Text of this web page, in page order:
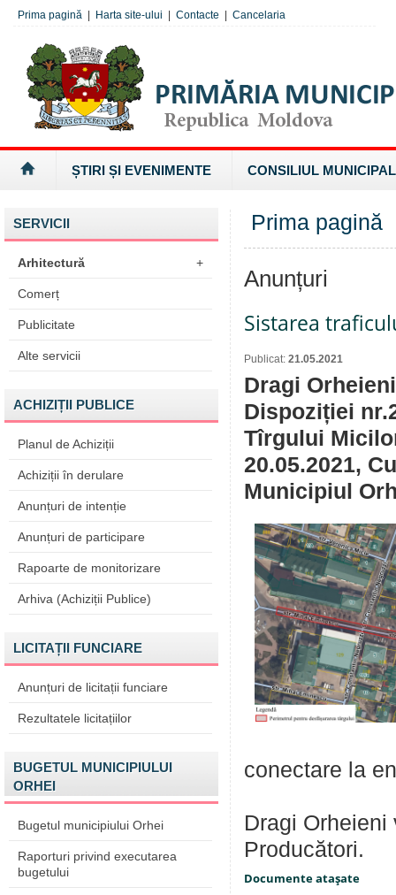
Prima pagină Harta site-ului Contacte Cancelaria
ȘTIRI ȘI EVENIMENTE CONSILIUL MUNICIPAL
SERVICII
Arhitectură +
Comerț
Publicitate
Alte servicii
ACHIZIȚII PUBLICE
Planul de Achiziții
Achiziții în derulare
Anunțuri de intenție
Anunțuri de participare
Rapoarte de monitorizare
Arhiva (Achiziții Publice)
LICITAȚII FUNCIARE
Anunțuri de licitații funciare
Rezultatele licitațiilor
BUGETUL MUNICIPIULUI
ORHEI
Bugetul municipiului Orhei
Raporturi privind executarea
bugetului
Prima pagină
Anunțuri
Sistarea
Publicat: 21.05.2021
Dragi
Dispoziției
Tîrgului
20.05.2021,
Municipiul
conectare la
Dragi
Producători.
Documente ataşate